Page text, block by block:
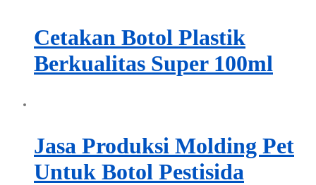
Cetakan Botol Plastik
Berkualitas Super 100ml
Jasa Produksi Molding Pet
Untuk Botol Pestisida